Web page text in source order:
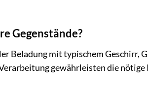
Gegenstände?
Beladung mit typischem Geschirr,
gewährleisten die